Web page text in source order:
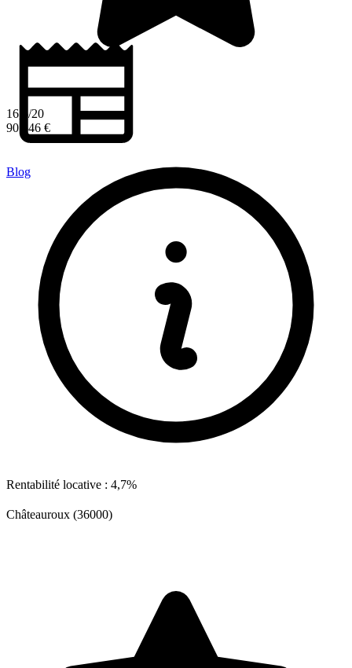
Blog
16,6/20
90 546 €
Rentabilité locative : 4,7%
Châteauroux (36000)